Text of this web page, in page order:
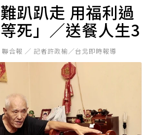
趴趴走 用福利過
死」／送餐人生3
聯合報 ／ 記者許政榆／台北即時報導